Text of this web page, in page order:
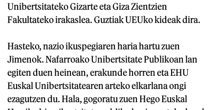
Unibertsitateko Gizarte eta Giza Zientzien
Fakultateko irakaslea. Guztiak UEUko kideak dira.
Hasteko, nazio ikuspegiaren haria hartu zuen
Jimenok. Nafarroako Unibertsitate Publikoan lan
egiten duen heinean, erakunde horren eta EHU
Euskal Unibertsitatearen arteko elkarlana ongi
ezagutzen du. Hala, gogoratu zuen Hego Euskal